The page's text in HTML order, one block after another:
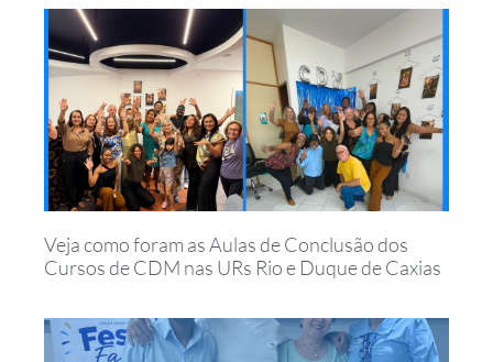
Veja como foram as Aulas de Conclusão dos
Cursos de CDM nas URs Rio e Duque de Caxias